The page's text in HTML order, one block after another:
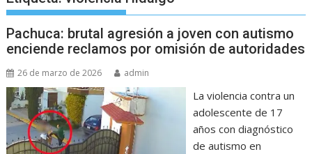
Pachuca: brutal agresión a joven con autismo
enciende reclamos por omisión de autoridades
26 de marzo de 2026 admin
La violencia contra un
adolescente de 17
años con diagnóstico
de autismo en